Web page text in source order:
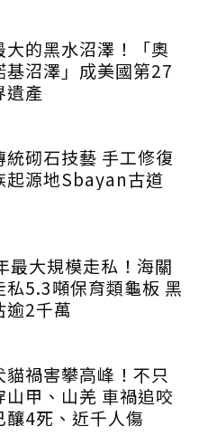
大的黑水沼澤！「奧
基沼澤」成美國第27
遺產
統砌石技藝 手工修復
起源地Sbayan古道
最大規模走私！海關
私5.3噸保育類龜板 黑
逾2千萬
貓禍害攀高峰！不只
山甲、山羌 車禍追咬
釀4死、近千人傷